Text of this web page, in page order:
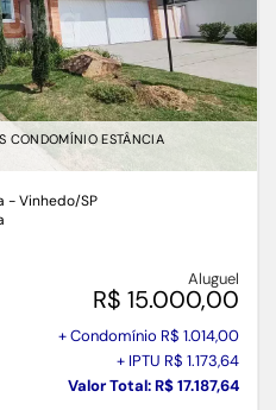
CONDOMÍNIO ESTÂNCIA
- Vinhedo/SP
Aluguel
R$ 15.000,00
+ Condomínio R$ 1.014,00
+ IPTU R$ 1.173,64
Valor Total: R$ 17.187,64